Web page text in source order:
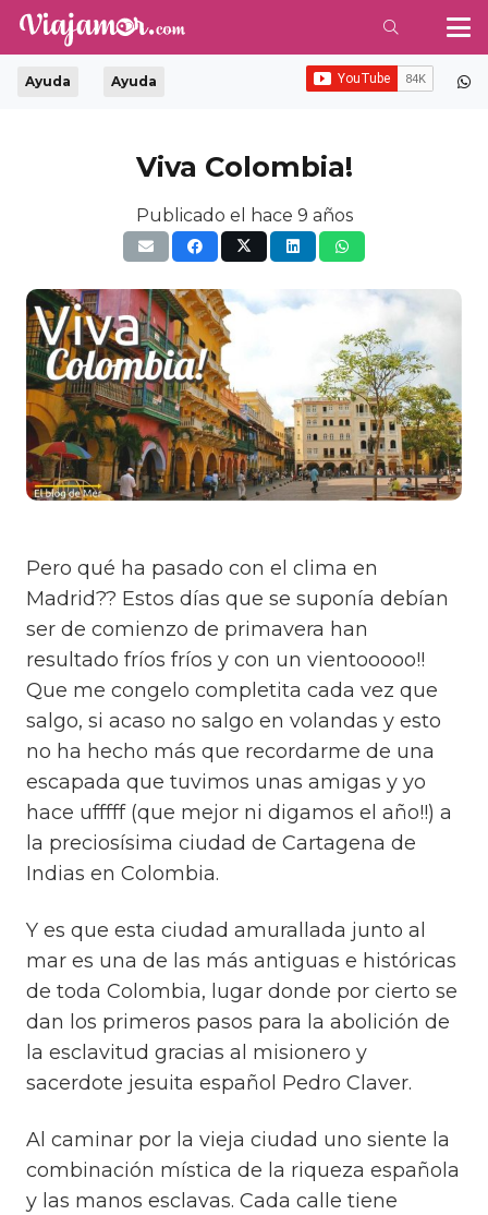
Ayuda Ayuda
Viva Colombia!
Publicado el hace 9 años
Pero qué ha pasado con el clima en
Madrid?? Estos días que se suponía debían
ser de comienzo de primavera han
resultado fríos fríos y con un vientooooo!!
Que me congelo completita cada vez que
salgo, si acaso no salgo en volandas y esto
no ha hecho más que recordarme de una
escapada que tuvimos unas amigas y yo
hace ufffff (que mejor ni digamos el año!!) a
la preciosísima ciudad de Cartagena de
Indias en Colombia.
Y es que esta ciudad amurallada junto al
mar es una de las más antiguas e históricas
de toda Colombia, lugar donde por cierto se
dan los primeros pasos para la abolición de
la esclavitud gracias al misionero y
sacerdote jesuita español Pedro Claver.
Al caminar por la vieja ciudad uno siente la
combinación mística de la riqueza española
y las manos esclavas. Cada calle tiene